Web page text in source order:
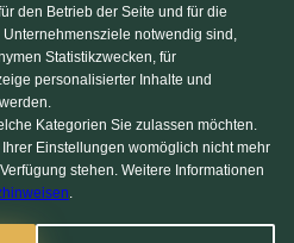
Bauen.de
Fertighaus.de
den Betrieb der Seite und für die
notwendig sind,
Statistikzwecken, für
personalisierter Inhalte und
Kategorien Sie zulassen möchten.
Einstellungen womöglich nicht mehr
stehen. Weitere Informationen
.